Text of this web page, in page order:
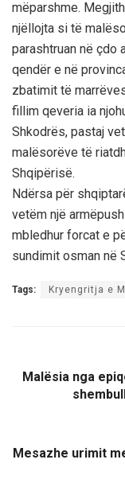
mëparshme.
njëllojta si të
parashtruan në çdo
qendër e në
zbatimit të
fillim qeveria ia
Shkodrës, pastaj
malësorëve të
Shqipërisë.
Ndërsa për
vetëm një
mbledhur forcat e
sundimit osman në
Tags: Kryengritja e
Malësia nga
Mesazhe urimit